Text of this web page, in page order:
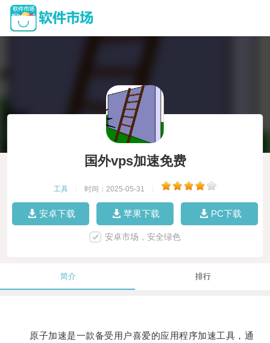
国外vps加速免费
工具 时间：2025-05-31
安卓下载 苹果下载 PC下载
安卓市场，安全绿色
简介 排行
原子加速是一款备受用户喜爱的应用程序加速工具，通